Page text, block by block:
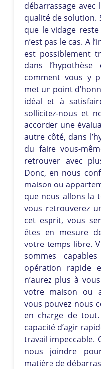
débarrassage
qualité de solution.
que le vidage
n’est pas le cas. A
est possiblement
dans
comment vous y
met un point
idéal et à
sollicitez-nous et
accorder une
autre côté, dans
du faire vous-
retrouver avec
Donc, en nous
maison ou
que nous allons la
vous retrouverez
cet esprit, vous
êtes en mesure
votre temps libre.
sommes
opération rapide
n’aurez plus à
votre maison ou
vous pouvez nous
en charge de
capacité d’agir
travail impeccable.
nous joindre
matière de